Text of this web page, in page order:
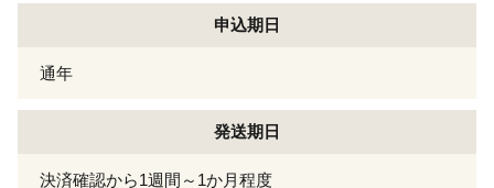
申込期日
通年
発送期日
決済確認から1週間～1か月程度